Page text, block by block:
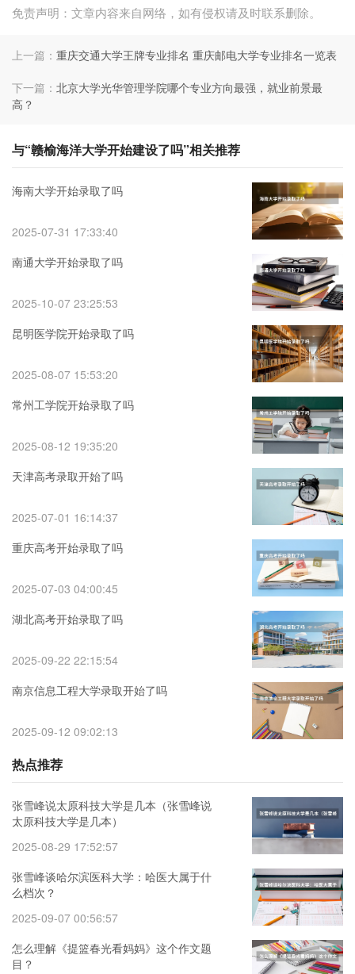
免责声明：文章内容来自网络，如有侵权请及时联系删除。
上一篇： 重庆交通大学王牌专业排名 重庆邮电大学专业排名一览表
下一篇： 北京大学光华管理学院哪个专业方向最强，就业前景最
高？
与“赣榆海洋大学开始建设了吗”相关推荐
海南大学开始录取了吗
2025-07-31 17:33:40
南通大学开始录取了吗
2025-10-07 23:25:53
昆明医学院开始录取了吗
2025-08-07 15:53:20
常州工学院开始录取了吗
2025-08-12 19:35:20
天津高考录取开始了吗
2025-07-01 16:14:37
重庆高考开始录取了吗
2025-07-03 04:00:45
湖北高考开始录取了吗
2025-09-22 22:15:54
南京信息工程大学录取开始了吗
2025-09-12 09:02:13
热点推荐
张雪峰说太原科技大学是几本（张雪峰说
太原科技大学是几本）
2025-08-29 17:52:57
张雪峰谈哈尔滨医科大学：哈医大属于什
么档次？
2025-09-07 00:56:57
怎么理解《提篮春光看妈妈》这个作文题
目？